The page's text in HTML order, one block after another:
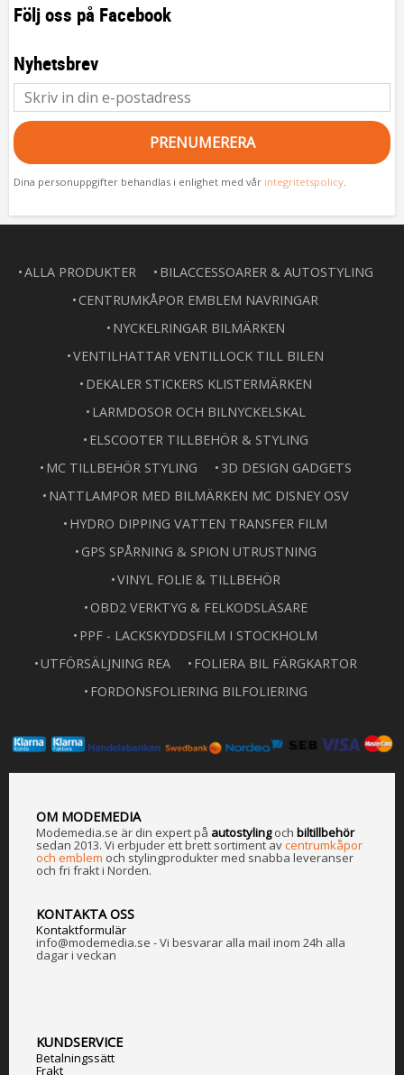
Följ oss på Facebook
Nyhetsbrev
PRENUMERERA
Dina personuppgifter behandlas i enlighet med vår integritetspolicy
ALLA PRODUKTER
BILACCESSOARER & AUTOSTYLING
CENTRUMKÅPOR EMBLEM NAVRINGAR
NYCKELRINGAR BILMÄRKEN
VENTILHATTAR VENTILLOCK TILL BILEN
DEKALER STICKERS KLISTERMÄRKEN
LARMDOSOR OCH BILNYCKELSKAL
ELSCOOTER TILLBEHÖR & STYLING
MC TILLBEHÖR STYLING
3D DESIGN GADGETS
NATTLAMPOR MED BILMÄRKEN MC DISNEY OSV
HYDRO DIPPING VATTEN TRANSFER FILM
GPS SPÅRNING & SPION UTRUSTNING
VINYL FOLIE & TILLBEHÖR
OBD2 VERKTYG & FELKODSLÄSARE
PPF - LACKSKYDDSFILM I STOCKHOLM
UTFÖRSÄLJNING REA
FOLIERA BIL FÄRGKARTOR
FORDONSFOLIERING BILFOLIERING
OM MODEMEDIA
Modemedia.se är din expert på autostylingoch biltillbehör
sedan 2013. Vi erbjuder ett brett sortiment avcentrumkåpor
och emblem och stylingprodukter med snabba leveranser
och fri frakt i Norden.
KONTAKTA OSS
Kontaktformulär
info@modemedia.se - Vi besvarar alla mail inom 24h alla
dagar i veckan
KUNDSERVICE
Betalningssätt
Frakt